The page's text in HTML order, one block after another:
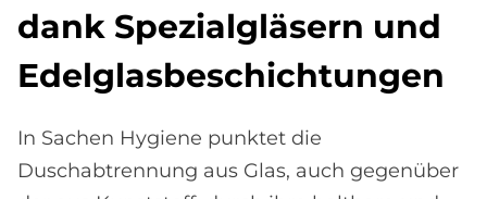
dank Spe­zi­al­glä­sern und
Edel­glas­be­schich­tun­gen
In Sachen Hygiene punktet die
Duschabtrennung aus Glas, auch gegenüber